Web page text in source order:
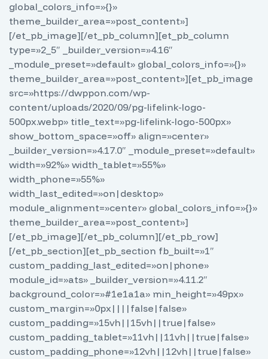
global_colors_info=»{}»
theme_builder_area=»post_content»]
[/et_pb_image][/et_pb_column][et_pb_column
type=»2_5″ _builder_version=»4.16″
_module_preset=»default» global_colors_info=»{}»
theme_builder_area=»post_content»][et_pb_image
src=»https://dwppon.com/wp-
content/uploads/2020/09/pg-lifelink-logo-
500px.webp» title_text=»pg-lifelink-logo-500px»
show_bottom_space=»off» align=»center»
_builder_version=»4.17.0″ _module_preset=»default»
width=»92%» width_tablet=»55%»
width_phone=»55%»
width_last_edited=»on|desktop»
module_alignment=»center» global_colors_info=»{}»
theme_builder_area=»post_content»]
[/et_pb_image][/et_pb_column][/et_pb_row]
[/et_pb_section][et_pb_section fb_built=»1″
custom_padding_last_edited=»on|phone»
module_id=»ats» _builder_version=»4.11.2″
background_color=»#1e1a1a» min_height=»49px»
custom_margin=»0px||||false|false»
custom_padding=»15vh||15vh||true|false»
custom_padding_tablet=»11vh||11vh||true|false»
custom_padding_phone=»12vh||12vh||true|false»